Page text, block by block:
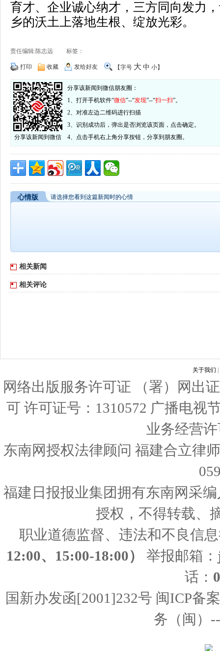
育才、企业诚心纳才，三方同向发力
乡的沃土上落地生根、绽放光彩。
责任编辑:陈志远 标签：
打印 收藏 发给好友 【字号 大 中 小】
分享该新闻到微信
分享该新闻到微信朋友圈：
1、打开手机软件“微信”--“发现”--“扫一扫”。
2、对准左边二维码进行扫描
3、识别成功后，弹出是否浏览该页面，点击确定。
4、点击手机右上角分享按钮，分享到朋友圈。
心情版 请选择您看到这篇新闻时的心情
相关新闻
相关评论
关于我们
网络出版服务许可证 （署）网出
可 许可证号：1310572 广播电视
业务经营
东南网授权法律顾问 福建合立律
福建日报报业集团拥有东南网采
授权，不得转载、
职业道德监督、违法和不良信
12:00、15:00-18:00）
举报邮箱：
话：
国新办发函[2001]232号 闽ICP备
务（闽）